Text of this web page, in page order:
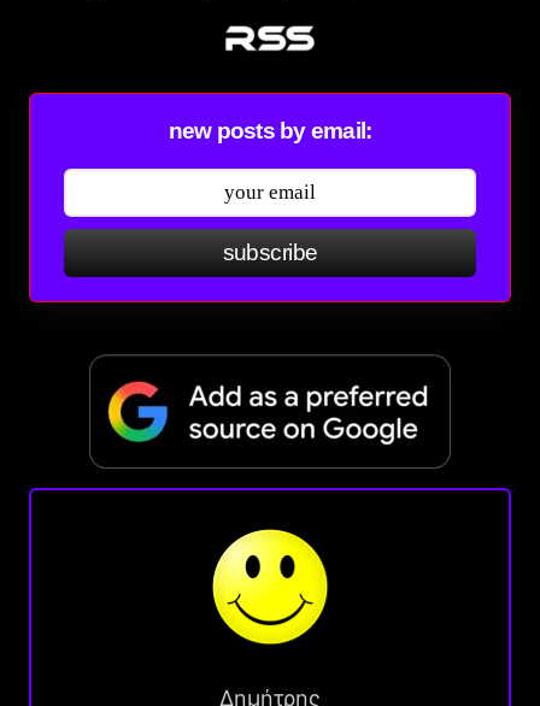
new posts by email:
subscribe
Δημήτρης